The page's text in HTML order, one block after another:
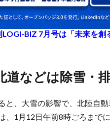
LOGI-BIZ 7月号は「未来を
北道などは除雪・
と、大雪の影響で、北陸自
、1月12日午前8時ごろまでに